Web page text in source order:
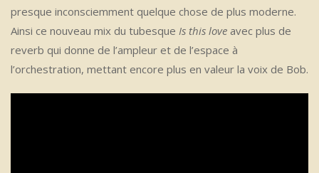
presque inconsciemment quelque chose de plus moderne.
Ainsi ce nouveau mix du tubesque Is this love avec plus de
reverb qui donne de l’ampleur et de l’espace à
l’orchestration, mettant encore plus en valeur la voix de Bob.